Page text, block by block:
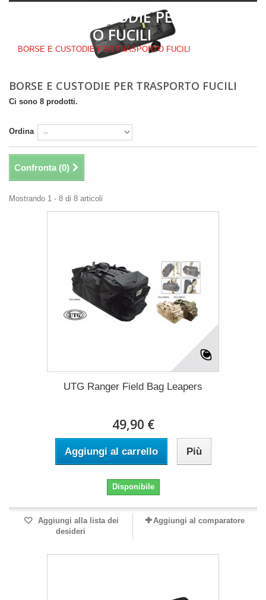
BORSE E CUSTODIE PER
TRASPORTO FUCILI
BORSE E CUSTODIE PER TRASPORTO FUCILI
BORSE E CUSTODIE PER TRASPORTO FUCILI
Ci sono 8 prodotti.
Ordina
Confronta (0)
Mostrando 1 - 8 di 8 articoli
UTG Ranger Field Bag Leapers
49,90 €
Aggiungi al carrello Più
Disponibile
Aggiungi alla lista dei
desideri
Aggiungi al comparatore